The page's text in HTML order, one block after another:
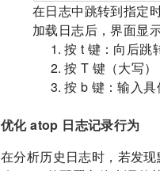
在日志中跳转到指定时
加载日志后，界面显
按 t 键：向后跳
按 T 键（大写）
按 b 键：输入具
优化 atop 日志记录行为
在分析历史日志时，若发